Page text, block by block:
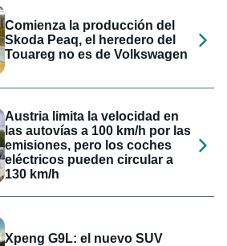
Comienza la producción del
Skoda Peaq, el heredero del
Touareg no es de Volkswagen
Austria limita la velocidad en
las autovías a 100 km/h por las
emisiones, pero los coches
eléctricos pueden circular a
130 km/h
Xpeng G9L: el nuevo SUV